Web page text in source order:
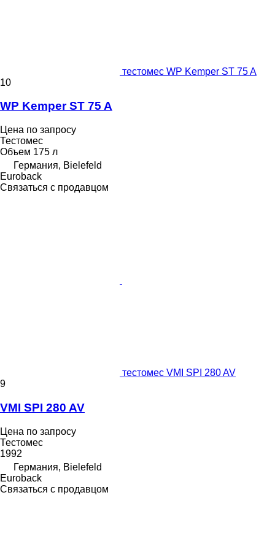
тестомес WP Kemper ST 75 A
10
WP Kemper ST 75 A
Цена по запросу
Тестомес
Объем 175 л
Германия, Bielefeld
Euroback
Связаться с продавцом
тестомес VMI SPI 280 AV
9
VMI SPI 280 AV
Цена по запросу
Тестомес
1992
Германия, Bielefeld
Euroback
Связаться с продавцом